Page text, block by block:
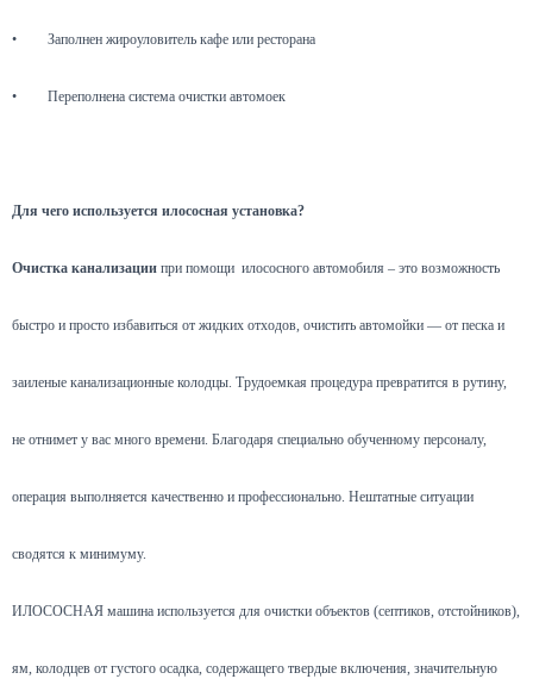
• Заполнен жироуловитель кафе или ресторана
• Переполнена система очистки автомоек
Для чего используется илососная установка?
Очистка канализации при помощи илососного автомобиля – это возможность
быстро и просто избавиться от жидких отходов, очистить автомойки — от песка и
заиленые канализационные колодцы. Трудоемкая процедура превратится в рутину,
не отнимет у вас много времени. Благодаря специально обученному персоналу,
операция выполняется качественно и профессионально. Нештатные ситуации
сводятся к минимуму.
ИЛОСОСНАЯ машина используется для очистки объектов (септиков, отстойников),
ям, колодцев от густого осадка, содержащего твердые включения, значительную